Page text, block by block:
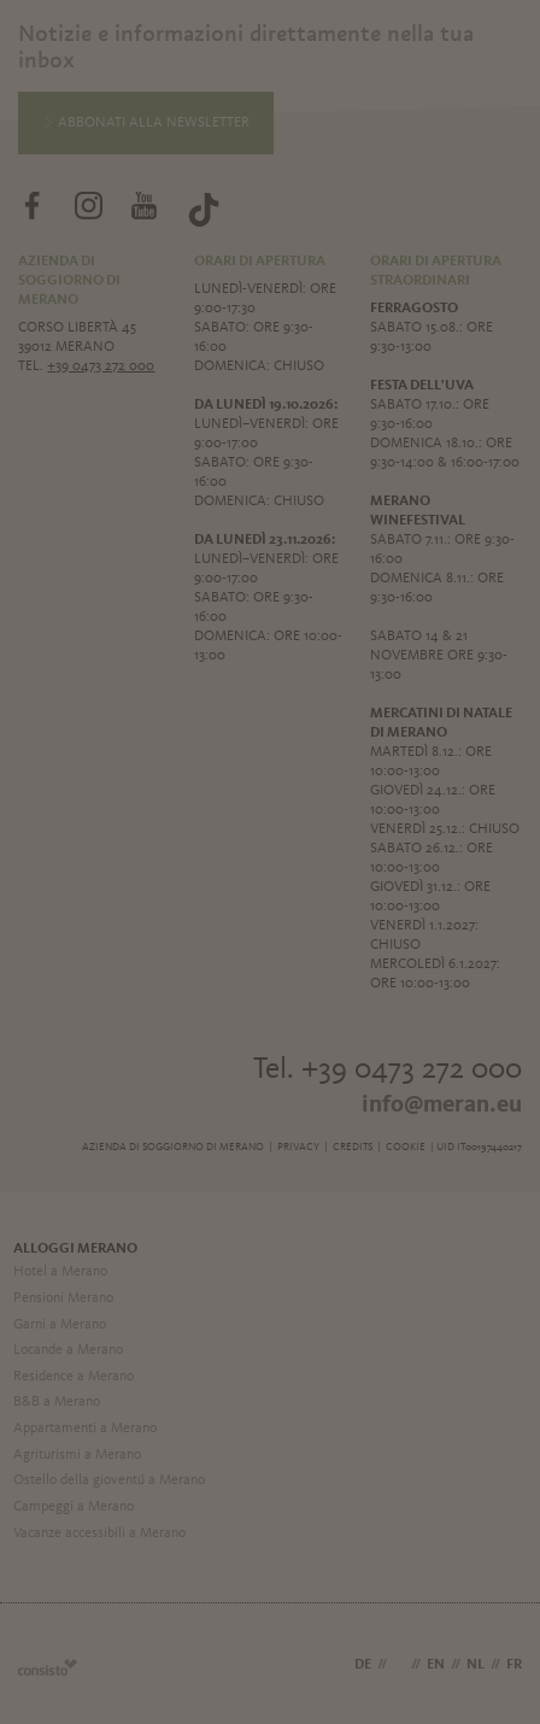
Notizie e informazioni direttamente nella tua
inbox
ABBONATI ALLA NEWSLETTER
AZIENDA DI
SOGGIORNO DI
MERANO
CORSO LIBERTÀ 45
39012 MERANO
TEL.+39 0473 272 000
ORARI DI APERTURA
LUNEDÌ-VENERDÌ: ORE
9:00-17:30
SABATO: ORE 9:30-
16:00
DOMENICA: CHIUSO
DA LUNEDÌ 19.10.2026:
LUNEDÌ–VENERDÌ: ORE
9:00-17:00
SABATO: ORE 9:30-
16:00
DOMENICA: CHIUSO
DA LUNEDÌ 23.11.2026:
LUNEDÌ–VENERDÌ: ORE
9:00-17:00
SABATO: ORE 9:30-
16:00
DOMENICA: ORE 10:00-
13:00
ORARI DI APERTURA
STRAORDINARI
FERRAGOSTO
SABATO 15.08.: ORE
9:30-13:00
FESTA DELL'UVA
SABATO 17.10.: ORE
9:30-16:00
DOMENICA 18.10.: ORE
9:30-14:00 & 16:00-17:00
MERANO
WINEFESTIVAL
SABATO 7.11.: ORE 9:30-
16:00
DOMENICA 8.11.: ORE
9:30-16:00
SABATO 14 & 21
NOVEMBRE ORE 9:30-
13:00
MERCATINI DI NATALE
DI MERANO
MARTEDÌ 8.12.: ORE
10:00-13:00
GIOVEDÌ 24.12.: ORE
10:00-13:00
VENERDÌ 25.12.: CHIUSO
SABATO 26.12.: ORE
10:00-13:00
GIOVEDÌ 31.12.: ORE
10:00-13:00
VENERDÌ 1.1.2027:
CHIUSO
MERCOLEDÌ 6.1.2027:
ORE 10:00-13:00
Tel. +39 0473 272 000
info@meran.eu
AZIENDA DI SOGGIORNO DI MERANO | PRIVACY| CREDITS| COOKIE | UID IT00197440217
ALLOGGI MERANO
Hotel a Merano
Pensioni Merano
Garni a Merano
Locande a Merano
Residence a Merano
B&B a Merano
Appartamenti a Merano
Agriturismi a Merano
Ostello della gioventú a Merano
Campeggi a Merano
Vacanze accessibili a Merano
DE // // EN // NL // FR